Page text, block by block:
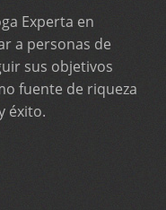
Experta en
a personas de
sus objetivos
fuente de riqueza
éxito.